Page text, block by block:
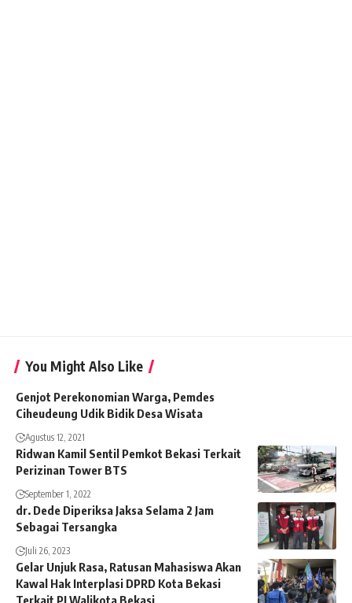
You Might Also Like
Genjot Perekonomian Warga, Pemdes
Ciheudeung Udik Bidik Desa Wisata
Agustus 12, 2021
Ridwan Kamil Sentil Pemkot Bekasi Terkait
Perizinan Tower BTS
September 1, 2022
dr. Dede Diperiksa Jaksa Selama 2 Jam
Sebagai Tersangka
Juli 26, 2023
Gelar Unjuk Rasa, Ratusan Mahasiswa Akan
Kawal Hak Interplasi DPRD Kota Bekasi
Terkait PJ Walikota Bekasi